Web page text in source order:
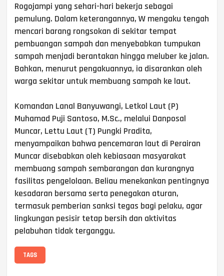
Rogojampi yang sehari-hari bekerja sebagai
pemulung. Dalam keterangannya, W mengaku tengah
mencari barang rongsokan di sekitar tempat
pembuangan sampah dan menyebabkan tumpukan
sampah menjadi berantakan hingga meluber ke jalan.
Bahkan, menurut pengakuannya, ia disarankan oleh
warga sekitar untuk membuang sampah ke laut.
Komandan Lanal Banyuwangi, Letkol Laut (P)
Muhamad Puji Santoso, M.Sc., melalui Danposal
Muncar, Lettu Laut (T) Pungki Pradita,
menyampaikan bahwa pencemaran laut di Perairan
Muncar disebabkan oleh kebiasaan masyarakat
membuang sampah sembarangan dan kurangnya
fasilitas pengelolaan. Beliau menekankan pentingnya
kesadaran bersama serta penegakan aturan,
termasuk pemberian sanksi tegas bagi pelaku, agar
lingkungan pesisir tetap bersih dan aktivitas
pelabuhan tidak terganggu.
TAGS